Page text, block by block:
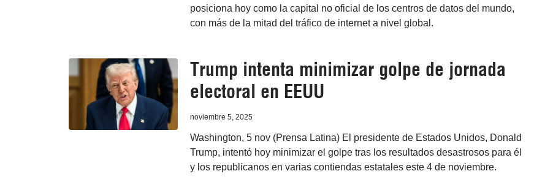
posiciona hoy como la capital no oficial de los centros de datos del mundo,
con más de la mitad del tráfico de internet a nivel global.
Trump intenta minimizar golpe de jornada
electoral en EEUU
noviembre 5, 2025
Washington, 5 nov (Prensa Latina) El presidente de Estados Unidos, Donald
Trump, intentó hoy minimizar el golpe tras los resultados desastrosos para él
y los republicanos en varias contiendas estatales este 4 de noviembre.